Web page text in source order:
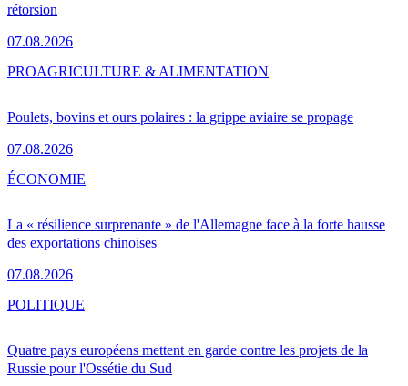
rétorsion
07.08.2026
Poulets, bovins et ours polaires : la grippe aviaire se propage
07.08.2026
PROAGRICULTURE & ALIMENTATION
La « résilience surprenante » de l'Allemagne face à la forte hausse
des exportations chinoises
07.08.2026
ÉCONOMIE
Quatre pays européens mettent en garde contre les projets de la
Russie pour l'Ossétie du Sud
POLITIQUE